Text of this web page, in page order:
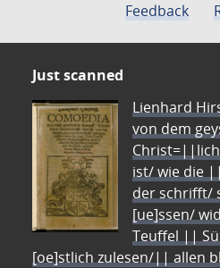
Feedback
Just scanned
Lienhard
von dem
ist/ wie die
der schrifft/
[ue]ssen/
Teuffel ||
[oe]stlich zulesen/|| allen